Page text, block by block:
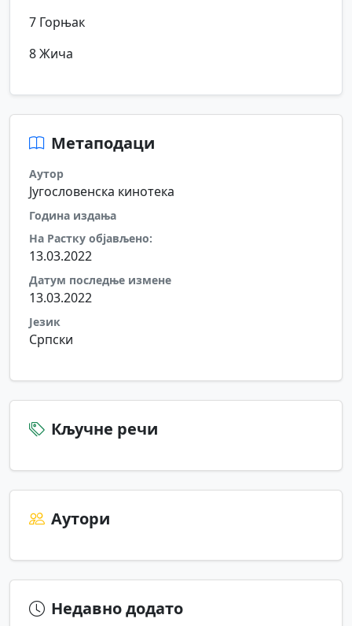
7 Горњак
8 Жича
Метаподаци
Аутор
Југословенска кинотека
Година издања
На Растку објављено:
13.03.2022
Датум последње измене
13.03.2022
Језик
Српски
Кључне речи
Аутори
Недавно додато